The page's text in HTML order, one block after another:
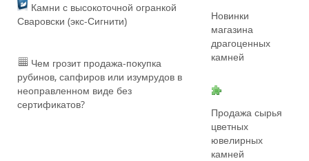
Камни с высокоточной огранкой
Сваровски (экс-Сигнити)
Чем грозит продажа-покупка
рубинов, сапфиров или изумрудов в
неоправленном виде без
сертификатов?
Новинки
магазина
драгоценных
камней
Продажа сырья
цветных
ювелирных
камней